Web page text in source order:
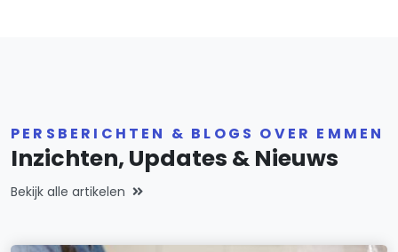
PERSBERICHTEN & BLOGS OVER EMMEN
Inzichten, Updates & Nieuws
Bekijk alle artikelen